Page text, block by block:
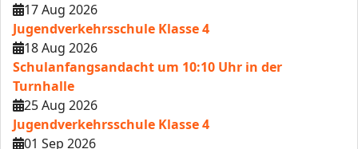
17 Aug 2026
Jugendverkehrsschule Klasse 4
18 Aug 2026
Schulanfangsandacht um 10:10 Uhr in der
Turnhalle
25 Aug 2026
Jugendverkehrsschule Klasse 4
01 Sep 2026